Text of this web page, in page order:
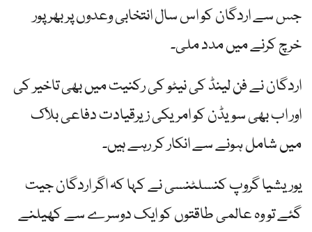
جس سے اردگان کو اس سال انتخابی وعدوں پر بھرپور
خرچ کرنے میں مدد ملی۔
اردگان نے فن لینڈ کی نیٹو کی رکنیت میں بھی تاخیر کی
اور اب بھی سویڈن کو امریکی زیرقیادت دفاعی بلاک
میں شامل ہونے سے انکار کر رہے ہیں۔
یوریشیا گروپ کنسلٹنسی نے کہا کہ اگر اردگان جیت
گئے تو وہ عالمی طاقتوں کو ایک دوسرے سے کھیلنے